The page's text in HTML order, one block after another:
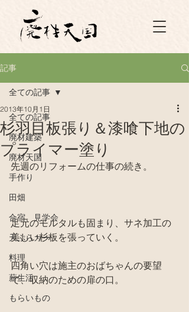
記事
全ての記事
廃材建築
廃材天国
手作り
田畑
合宿、見学会
天ぷらカー
料理
薪生活
もらいもの
全ての記事
杉羽目板張り＆漆喰下地の
プライマー塗り
2013年10月1日
先週のリフォームの仕事の続き。
足元のモルタルも固まり、サネ加工の
美しい杉板を張っていく。
四角い穴は施主のおばちゃんの要望
で、収納のための扉の口。